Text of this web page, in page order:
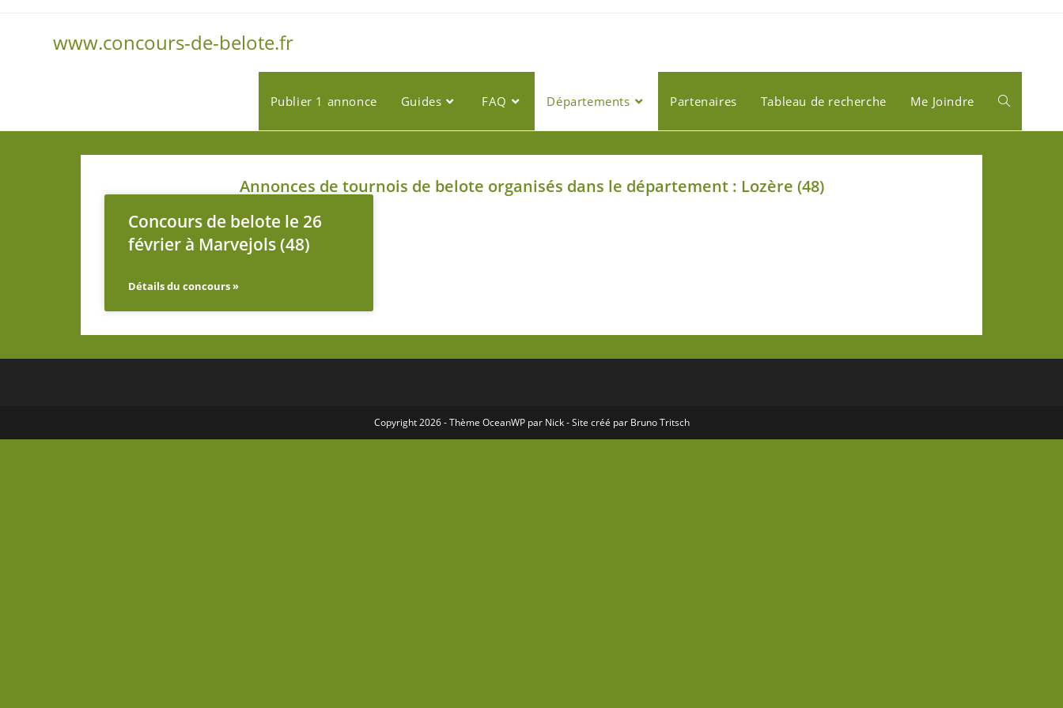
www.concours-de-belote.fr
Publier 1 annonce Guides FAQ Départements Partenaires Tableau de recherche Me Joindre
Annonces de tournois de belote organisés dans le département : Lozère (48)
Concours de belote le 26
février à Marvejols (48)
Détails du concours »
Copyright 2026 - Thème OceanWPpar Nick - Site créé par Bruno Tritsch